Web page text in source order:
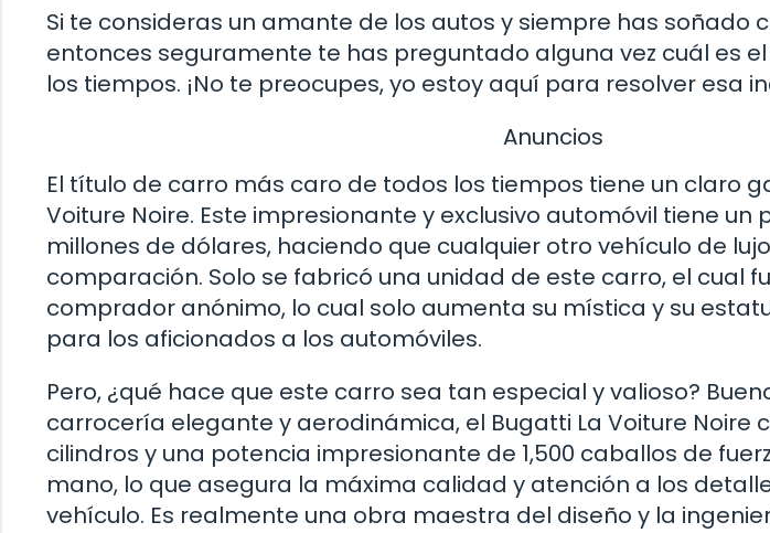
Si te consideras un amante de los autos y siempre has soñado
entonces seguramente te has preguntado alguna vez cuál es
los tiempos. ¡No te preocupes, yo estoy aquí para resolver esa
Anuncios
El título de carro más caro de todos los tiempos tiene un claro
Voiture Noire. Este impresionante y exclusivo automóvil tiene un
millones de dólares, haciendo que cualquier otro vehículo de
comparación. Solo se fabricó una unidad de este carro, el cual
comprador anónimo, lo cual solo aumenta su mística y su
para los aficionados a los automóviles.
Pero, ¿qué hace que este carro sea tan especial y valioso?
carrocería elegante y aerodinámica, el Bugatti La Voiture Noire
cilindros y una potencia impresionante de 1,500 caballos de
mano, lo que asegura la máxima calidad y atención a los
vehículo. Es realmente una obra maestra del diseño y la